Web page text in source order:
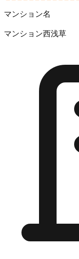
マンション名
マンション西浅草